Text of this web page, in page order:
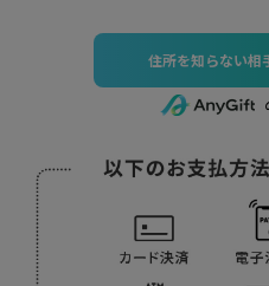
住所を知らない相